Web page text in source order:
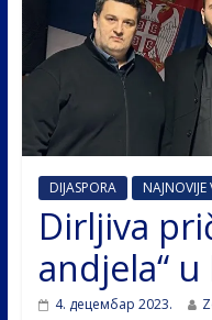
DIJASPORA NAJNOVIJE
Dirljiva
andjela“
4. децембар 2023.